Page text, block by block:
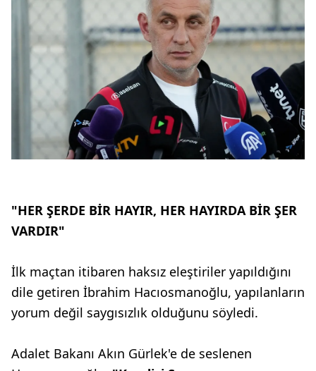
"HER ŞERDE BİR HAYIR, HER HAYIRDA BİR ŞER
VARDIR"
İlk maçtan itibaren haksız eleştiriler yapıldığını
dile getiren İbrahim Hacıosmanoğlu, yapılanların
yorum değil saygısızlık olduğunu söyledi.
Adalet Bakanı Akın Gürlek'e de seslenen